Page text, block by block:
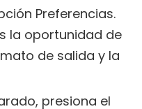
Preferencias.
la oportunidad de
de salida y la
presiona el